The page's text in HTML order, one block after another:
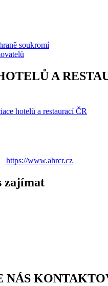
soukromí
A
https://www.ahrcr.cz
zajímat
NÁS